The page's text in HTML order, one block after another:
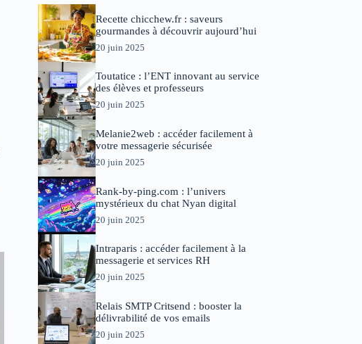
Recette chicchew.fr : saveurs
gourmandes à découvrir aujourd’hui
20 juin 2025
Toutatice : l’ENT innovant au service
des élèves et professeurs
20 juin 2025
Melanie2web : accéder facilement à
votre messagerie sécurisée
20 juin 2025
Rank-by-ping.com : l’univers
mystérieux du chat Nyan digital
20 juin 2025
Intraparis : accéder facilement à la
messagerie et services RH
20 juin 2025
Relais SMTP Critsend : booster la
délivrabilité de vos emails
20 juin 2025